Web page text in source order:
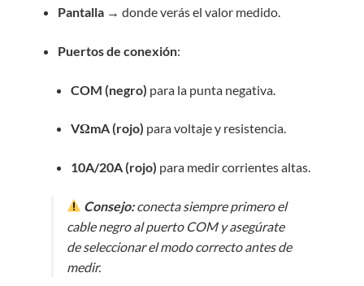
Pantalla→ donde verás el valor medido.
Puertos de conexión:
COM (negro) para la punta negativa.
VΩmA (rojo) para voltaje y resistencia.
10A/20A (rojo) para medir corrientes altas.
Consejo:conecta siempre primero el
cable negro al puerto COM y asegúrate
de seleccionar el modo correcto antes de
medir.